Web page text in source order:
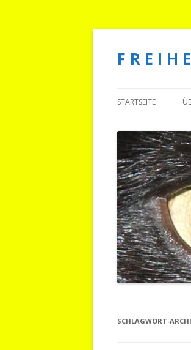
F R E I H
STARTSEITE
SCHLAGWORT-